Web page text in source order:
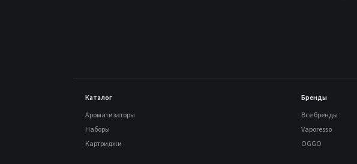
Каталог
Ароматизаторы
Наборы
Картриджи
Бренды
Все бренды
Vaporesso
OGGO